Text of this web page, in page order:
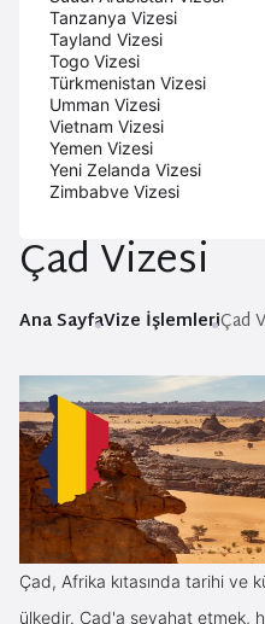
Tanzanya Vizesi
Tayland Vizesi
Togo Vizesi
Türkmenistan Vizesi
Umman Vizesi
Vietnam Vizesi
Yemen Vizesi
Yeni Zelanda Vizesi
Zimbabve Vizesi
Çad Vizesi
Ana SayfaVize İşlemleriÇad
Çad, Afrika kıtasında tarihi ve
ülkedir. Çad'a seyahat etmek,